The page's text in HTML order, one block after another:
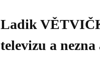
Ladik
televizu a